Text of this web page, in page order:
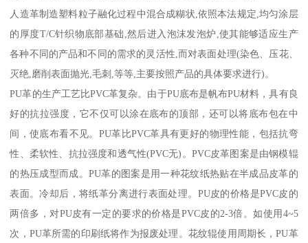
人造革制造塑料粒子融化过程中混合成糊状,依照本法规定,均匀涂层
的厚度T/C针织物底部基础,然后进入泡沫发泡炉,使其能够适应生产
各种不同的产品和不同的需求的灵活性,而对表面处理(染色、压花、
灭绝,磨削表面抛光,毛刺,等等,主要按照产品的具体要求进行)。
PU革的生产工艺比PVC革复杂。由于PU底布是帆布PU材料，具有良
好的抗拉强度，它不仅可以涂在底布的顶部，还可以将底布包在中
间，使底布看不见。PU革比PVC革具有更好的物理性能，包括抗弯
性、柔软性、抗拉强度和透气性(PVC无)。PVC皮革图案是由钢模辊
的热压成型而成。PU革的图案是用一种花纹纸热贴在半成品皮革的
表面。冷却后，将纸革分离进行表面处理。PU皮的价格是PVC皮的
两倍多，对PU皮有一定的要求的价格是PVC皮的2-3倍。如使用4~5
次，PU革所需的印刷纸将作为报废处理。花纹辊使用周期长，PU革